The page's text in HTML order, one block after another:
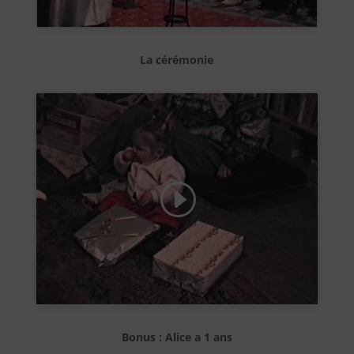
La cérémonie
Cliquez pour accepter les cookies de
marketing et activer ce contenu
Bonus : Alice a 1 ans